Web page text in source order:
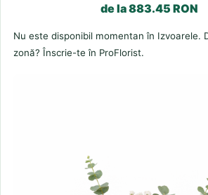
de la 883.45 RON
Nu este disponibil momentan în Izvoarele.
zonă? Înscrie-te în ProFlorist.